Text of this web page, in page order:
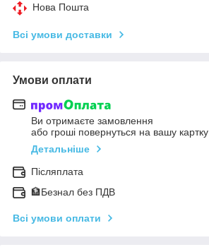
Нова Пошта
Всі умови доставки
Умови оплати
Ви отримаєте замовлення
або гроші повернуться на вашу картку
Детальніше
Післяплата
🏦Безнал без ПДВ
Всі умови оплати